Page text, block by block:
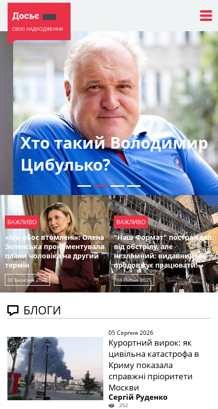
СВІЖІ НАДХОДЖЕННЯ
Хто такий Володимир
Цибулько?
ВАЖЛИВО
«Ми обоє втомлені»: Олена
Зеленська прокоментувала
плани чоловіка на другий
термін
30 Березня 2026
ВАЖЛИВО
"Наш Формат" постраждав
від обстрілу, але
незламний: видавництво
продовжує працювати!
04 Липня 2025
БЛОГИ
05 Серпня 2026
Курортний вирок: як
цивільна катастрофа в
Криму показала
справжні пріоритети
Москви
Сергій Руденко
252